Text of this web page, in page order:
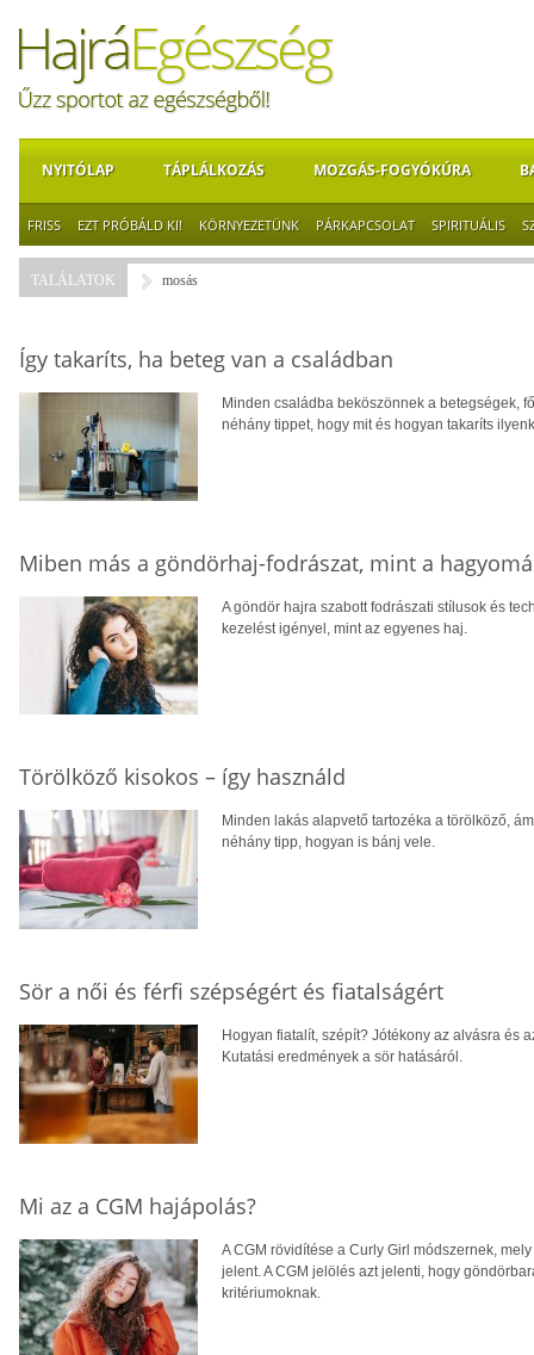
NYITÓLAP TÁPLÁLKOZÁS MOZGÁS-FOGYÓKÚRA
FRISS EZT PRÓBÁLD KI! KÖRNYEZETÜNK PÁRKAPCSOLAT SPIRITUÁLIS
TALÁLATOK mosás
Így takaríts, ha beteg van a családban
Minden családba beköszönnek a betegségek,
néhány tippet, hogy mit és hogyan takaríts
Miben más a göndörhaj-fodrászat, mint a
A göndör hajra szabott fodrászati stílusok és
kezelést igényel, mint az egyenes haj.
Törölköző kisokos – így használd
Minden lakás alapvető tartozéka a törölköző,
néhány tipp, hogyan is bánj vele.
Sör a női és férfi szépségért és fiatalságért
Hogyan fiatalít, szépít? Jótékony az alvásra és
Kutatási eredmények a sör hatásáról.
Mi az a CGM hajápolás?
A CGM rövidítése a Curly Girl módszernek,
jelent. A CGM jelölés azt jelenti, hogy
kritériumoknak.